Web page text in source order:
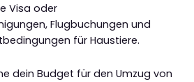
Visa oder
Flugbuchungen und
für Haustiere.
dein Budget für den Umzug von